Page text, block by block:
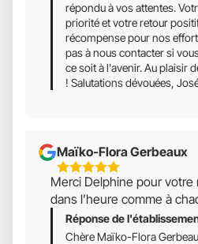
répondu à vos attentes.
priorité et votre retour
récompense pour nos
pas à nous contacter si
ce soit à l'avenir. Au plaisir
! Salutations dévouées,
Maïko-Flora Gerbeaux
5
Étoiles
Sur
Merci Delphine pour
dans l’heure comme à
Réponse de
Chère Maïko-Flora